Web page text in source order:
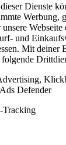
Dienste
Werbung,
Webseite
und
Mit deiner
Defender
Tracking